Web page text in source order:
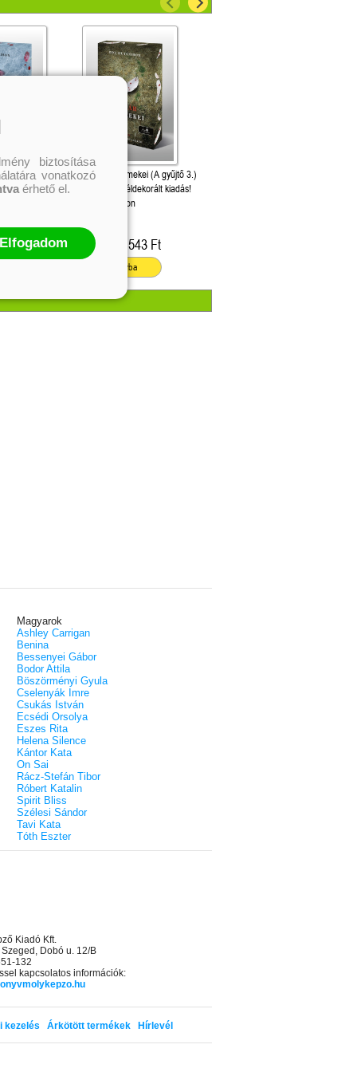
gyűjtő 2.)
kiadás!
Ft
A nyár gyermekei (A gyűjtő 3.)
Különleges éldekorált kiadás!
Dot Hutchison
Online ár: 5 543 Ft
Kosárba
Magyarok
Ashley Carrigan
Benina
Bessenyei Gábor
Bodor Attila
Böszörményi Gyula
Cselenyák Imre
Csukás István
Ecsédi Orsolya
Eszes Rita
Helena Silence
Kántor Kata
On Sai
Rácz-Stefán Tibor
Róbert Katalin
Spirit Bliss
Szélesi Sándor
Tavi Kata
Tóth Eszter
Kiadó Kft.
Dobó u. 12/B
132
kapcsolatos információk:
kezelés Árkötött termékek Hírlevél
biztosítása
vonatkozó
érhető el.
Elfogadom